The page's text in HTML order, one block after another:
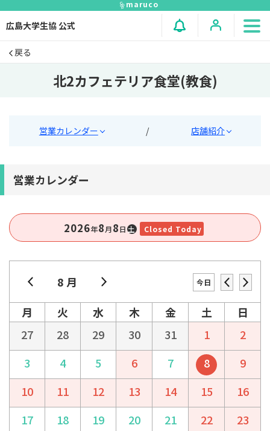
maruco
広島大学生協 公式
戻る
北2カフェテリア食堂(教食)
営業カレンダー / 店舗紹介
営業カレンダー
2026年8⽉8⽇ 土 Closed Today
8 月 今日
月 火 水 木 金 土
日
27
28 29 30 31 1
2
3
4 5 6 7 8
9
10
11 12 13 14 15
16
17
18 19 20 21 22
23